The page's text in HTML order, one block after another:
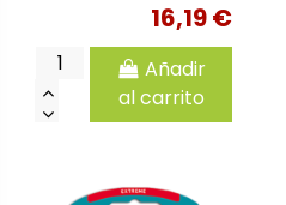
16,19 €
Añadir
al carrito